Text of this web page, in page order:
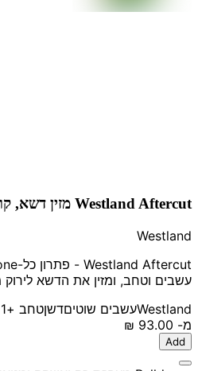
Westland Aftercut מזין דשא, קוטל עשבים וטחב, 80 מ״ר
Westland
עשבים וטחב, ומזין את הדשא לירוק מהיר.
Westlandעשבים שוטיםדשןטחב +1
מ-
Add